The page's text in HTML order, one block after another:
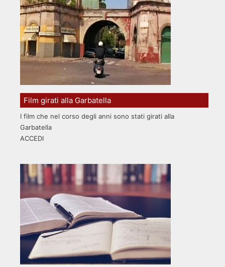
Film girati alla Garbatella
I film che nel corso degli anni sono stati girati alla
Garbatella
ACCEDI